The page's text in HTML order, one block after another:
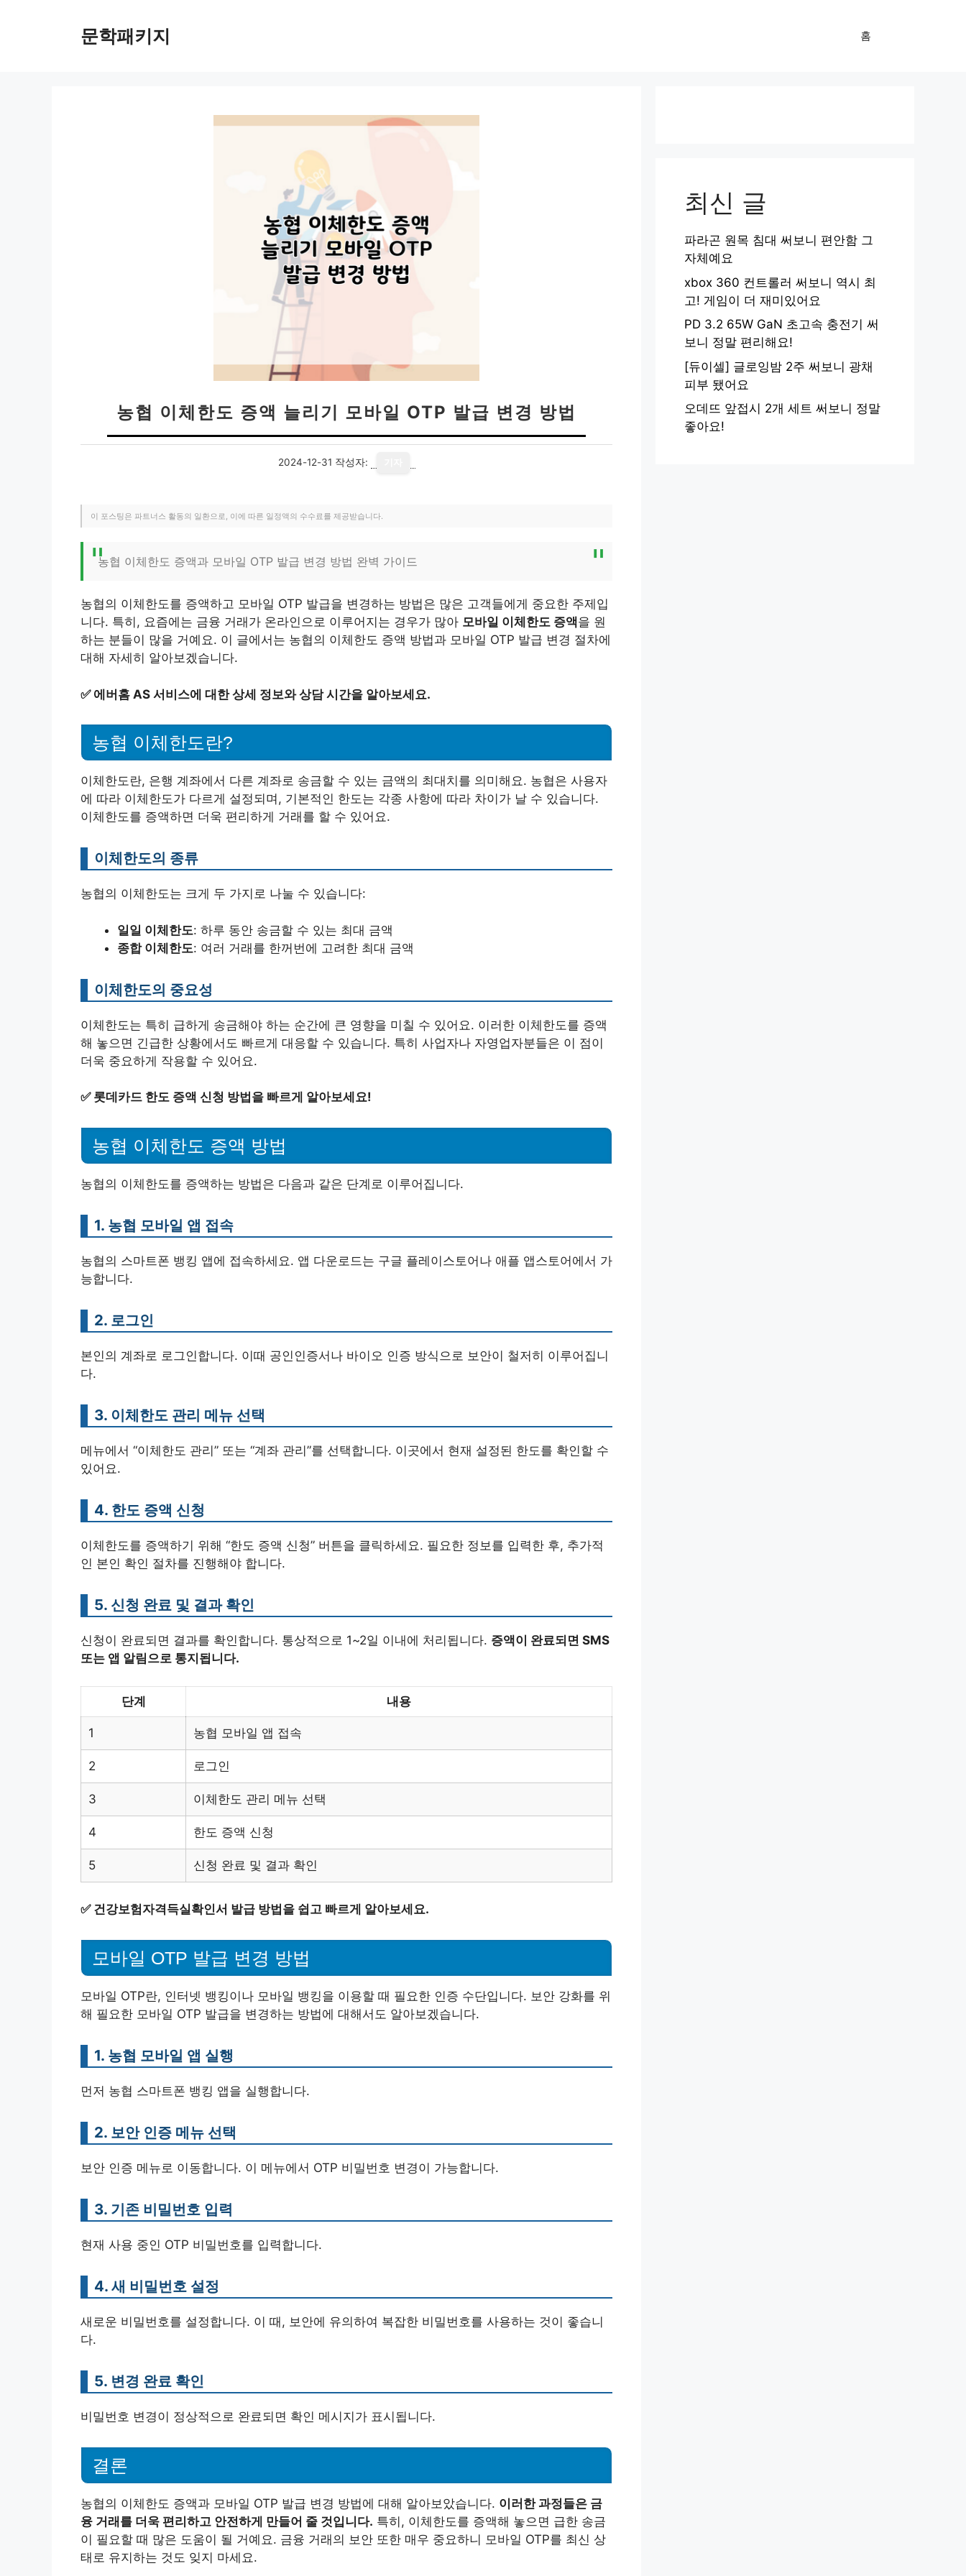
문학패키지 홈
농협 이체한도 증액 늘리기 모바일 OTP 발급 변경 방법
2024-12-31 작성자:
이 포스팅은 파트너스 활동의 일환으로, 이에 따른 일정액의 수수료를 제공받습니다.
농협 이체한도 증액과 모바일 OTP 발급 변경 방법 완벽 가이드
농협의 이체한도를 증액하고 모바일 OTP 발급을 변경하는 방법은 많은 고객들에게 중요한 주제입
니다. 특히, 요즘에는 금융 거래가 온라인으로 이루어지는 경우가 많아 모바일 이체한도 증액을 원
하는 분들이 많을 거예요. 이 글에서는 농협의 이체한도 증액 방법과 모바일 OTP 발급 변경 절차에
대해 자세히 알아보겠습니다.
✅ 에버홈 AS 서비스에 대한 상세 정보와 상담 시간을 알아보세요.
농협 이체한도란?
이체한도란, 은행 계좌에서 다른 계좌로 송금할 수 있는 금액의 최대치를 의미해요. 농협은 사용자
에 따라 이체한도가 다르게 설정되며, 기본적인 한도는 각종 사항에 따라 차이가 날 수 있습니다.
이체한도를 증액하면 더욱 편리하게 거래를 할 수 있어요.
이체한도의 종류
농협의 이체한도는 크게 두 가지로 나눌 수 있습니다:
일일 이체한도: 하루 동안 송금할 수 있는 최대 금액
종합 이체한도: 여러 거래를 한꺼번에 고려한 최대 금액
이체한도의 중요성
이체한도는 특히 급하게 송금해야 하는 순간에 큰 영향을 미칠 수 있어요. 이러한 이체한도를 증액
해 놓으면 긴급한 상황에서도 빠르게 대응할 수 있습니다. 특히 사업자나 자영업자분들은 이 점이
더욱 중요하게 작용할 수 있어요.
✅ 롯데카드 한도 증액 신청 방법을 빠르게 알아보세요!
농협 이체한도 증액 방법
농협의 이체한도를 증액하는 방법은 다음과 같은 단계로 이루어집니다.
1. 농협 모바일 앱 접속
농협의 스마트폰 뱅킹 앱에 접속하세요. 앱 다운로드는 구글 플레이스토어나 애플 앱스토어에서 가
능합니다.
2. 로그인
본인의 계좌로 로그인합니다. 이때 공인인증서나 바이오 인증 방식으로 보안이 철저히 이루어집니
다.
3. 이체한도 관리 메뉴 선택
메뉴에서 “이체한도 관리” 또는 “계좌 관리”를 선택합니다. 이곳에서 현재 설정된 한도를 확인할 수
있어요.
4. 한도 증액 신청
이체한도를 증액하기 위해 “한도 증액 신청” 버튼을 클릭하세요. 필요한 정보를 입력한 후, 추가적
인 본인 확인 절차를 진행해야 합니다.
5. 신청 완료 및 결과 확인
신청이 완료되면 결과를 확인합니다. 통상적으로 1~2일 이내에 처리됩니다. 증액이 완료되면 SMS
또는 앱 알림으로 통지됩니다.
단계 내용
1 농협 모바일 앱 접속
2 로그인
3 이체한도 관리 메뉴 선택
4 한도 증액 신청
5 신청 완료 및 결과 확인
✅ 건강보험자격득실확인서 발급 방법을 쉽고 빠르게 알아보세요.
모바일 OTP 발급 변경 방법
모바일 OTP란, 인터넷 뱅킹이나 모바일 뱅킹을 이용할 때 필요한 인증 수단입니다. 보안 강화를 위
해 필요한 모바일 OTP 발급을 변경하는 방법에 대해서도 알아보겠습니다.
1. 농협 모바일 앱 실행
먼저 농협 스마트폰 뱅킹 앱을 실행합니다.
2. 보안 인증 메뉴 선택
보안 인증 메뉴로 이동합니다. 이 메뉴에서 OTP 비밀번호 변경이 가능합니다.
3. 기존 비밀번호 입력
현재 사용 중인 OTP 비밀번호를 입력합니다.
4. 새 비밀번호 설정
새로운 비밀번호를 설정합니다. 이 때, 보안에 유의하여 복잡한 비밀번호를 사용하는 것이 좋습니
다.
5. 변경 완료 확인
비밀번호 변경이 정상적으로 완료되면 확인 메시지가 표시됩니다.
결론
농협의 이체한도 증액과 모바일 OTP 발급 변경 방법에 대해 알아보았습니다. 이러한 과정들은 금
융 거래를 더욱 편리하고 안전하게 만들어 줄 것입니다. 특히, 이체한도를 증액해 놓으면 급한 송금
이 필요할 때 많은 도움이 될 거예요. 금융 거래의 보안 또한 매우 중요하니 모바일 OTP를 최신 상
태로 유지하는 것도 잊지 마세요.
최신 글
파라곤 원목 침대 써보니 편안함 그
자체예요
xbox 360 컨트롤러 써보니 역시 최
고! 게임이 더 재미있어요
PD 3.2 65W GaN 초고속 충전기 써
보니 정말 편리해요!
[듀이셀] 글로잉밤 2주 써보니 광채
피부 됐어요
오데뜨 앞접시 2개 세트 써보니 정말
좋아요!